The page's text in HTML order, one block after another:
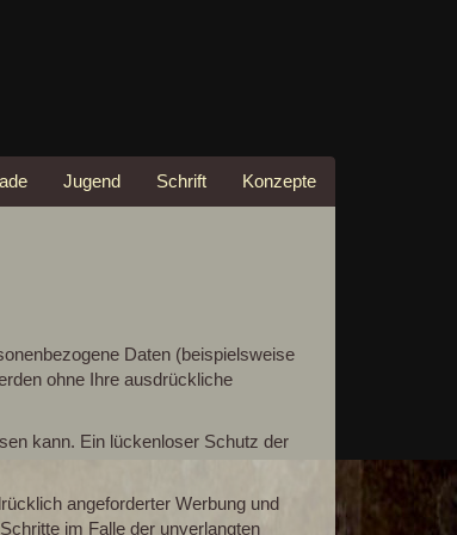
Konzepte
Schrift
Jugend
Daten (beispielsweise
ohne Ihre ausdrückliche
kann. Ein lückenloser Schutz der
angeforderter Werbung und
im Falle der unverlangten